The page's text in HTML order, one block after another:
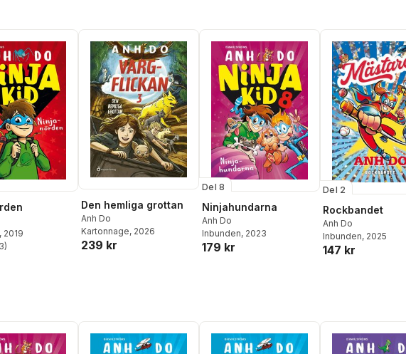
, 2019
Totalt antal röster:
3)
Den hemliga grottan
Anh Do
Kartonnage, 2026
239 kr
Del 8
Ninjahundarna
Anh Do
Inbunden, 2023
179 kr
Del 2
Rockbandet
Anh Do
Inbunden, 2025
147 kr